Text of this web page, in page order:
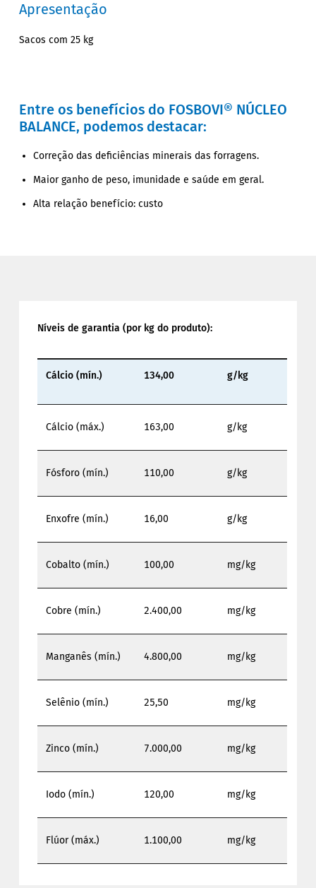
Apresentação
Sacos com 25 kg
Entre os benefícios do FOSBOVI® NÚCLEO
BALANCE, podemos destacar:
Correção das deficiências minerais das forragens.
Maior ganho de peso, imunidade e saúde em geral.
Alta relação benefício: custo
Níveis de garantia (por kg do produto):
Cálcio (mín.) 134,00 g/kg
Cálcio (máx.) 163,00 g/kg
Fósforo (mín.) 110,00 g/kg
Enxofre (mín.) 16,00 g/kg
Cobalto (mín.) 100,00 mg/kg
Cobre (mín.) 2.400,00 mg/kg
Manganês (mín.) 4.800,00 mg/kg
Selênio (mín.) 25,50 mg/kg
Zinco (mín.) 7.000,00 mg/kg
Iodo (mín.) 120,00 mg/kg
Flúor (máx.) 1.100,00 mg/kg